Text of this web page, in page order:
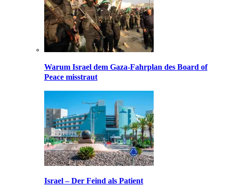
Warum Israel dem Gaza-Fahrplan des Board of
Peace misstraut
Israel – Der Feind als Patient